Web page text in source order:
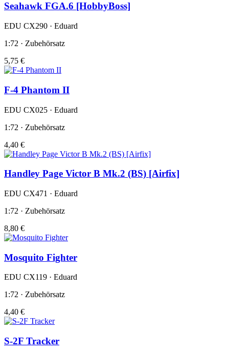
Seahawk FGA.6 [HobbyBoss]
EDU CX290 · Eduard
1:72 · Zubehörsatz
5,75 €
F-4 Phantom II
EDU CX025 · Eduard
1:72 · Zubehörsatz
4,40 €
Handley Page Victor B Mk.2 (BS) [Airfix]
EDU CX471 · Eduard
1:72 · Zubehörsatz
8,80 €
Mosquito Fighter
EDU CX119 · Eduard
1:72 · Zubehörsatz
4,40 €
S-2F Tracker